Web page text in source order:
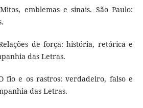
emblemas e sinais. São Paulo:
de força: história, retórica e
das Letras.
fio e os rastros: verdadeiro, falso e
das Letras.